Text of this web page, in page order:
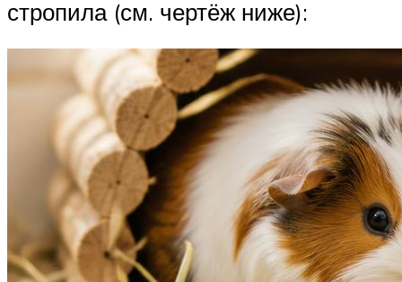
стропила (см. чертёж ниже):